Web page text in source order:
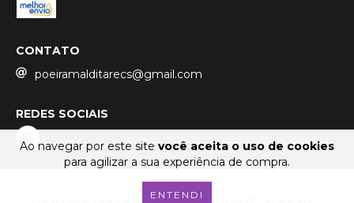
Ao navegar por este site você aceita o uso de cookies
para agilizar a sua experiência de compra.
ENTENDI
CONTATO
poeiramalditarecs@gmail.com
REDES SOCIAIS